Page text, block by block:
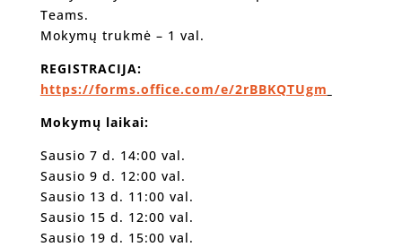
Teams.
Mokymų trukmė – 1 val.
REGISTRACIJA:
https://forms.office.com/e/2rBBKQTUgm
Mokymų laikai:
Sausio 7 d. 14:00 val.
Sausio 9 d. 12:00 val.
Sausio 13 d. 11:00 val.
Sausio 15 d. 12:00 val.
Sausio 19 d. 15:00 val.